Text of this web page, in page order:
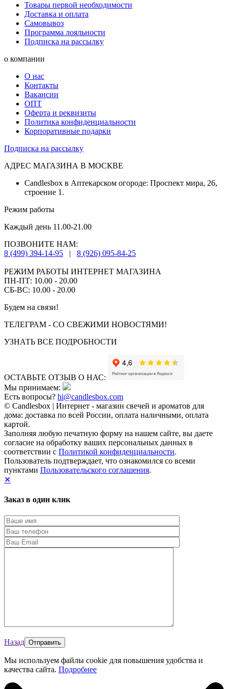
Товары первой необходимости
Доставка и оплата
Самовывоз
Программа лояльности
Подписка на рассылку
о компании
О нас
Контакты
Вакансии
ОПТ
Оферта и реквизиты
Политика конфиденциальности
Корпоративные подарки
Подписка на рассылку
АДРЕС МАГАЗИНА В МОСКВЕ
Candlesbox в Аптекарском огороде: Проспект мира, 26,
строение 1.
Режим работы
Каждый день 11.00-21.00
ПОЗВОНИТЕ НАМ:
8 (499) 394-14-95
| 8 (926) 095-84-25
РЕЖИМ РАБОТЫ ИНТЕРНЕТ МАГАЗИНА
ПН-ПТ: 10.00 - 20.00
СБ-ВС: 10.00 - 20.00
Будем на связи!
ТЕЛЕГРАМ - СО СВЕЖИМИ НОВОСТЯМИ!
УЗНАТЬ ВСЕ ПОДРОБНОСТИ
ОСТАВЬТЕ ОТЗЫВ О НАС:
Мы принимаем:
Есть вопросы? hi@candlesbox.com
© Candlesbox | Интернет - магазин свечей и ароматов для
дома: доставка по всей России, оплата наличными, оплата
картой.
Заполняя любую печатную форму на нашем сайте, вы даете
согласие на обработку ваших персональных данных в
соответствии с Политикой конфиденциальности.
Пользователь подтверждает, что ознакомился со всеми
пунктами Пользовательского соглашения.
✕
Заказ в один клик
Назад
Мы используем файлы cookie для повышения удобства и
качества сайта. Подробнее